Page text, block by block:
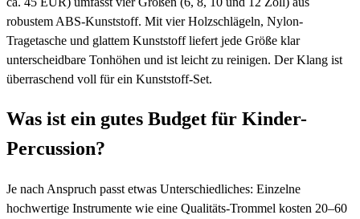
robustem ABS-Kunststoff. Mit vier Holzschlägeln, Nylon-
Tragetasche und glattem Kunststoff liefert jede Größe klar
unterscheidbare Tonhöhen und ist leicht zu reinigen. Der Klang ist
überraschend voll für ein Kunststoff-Set.
Was ist ein gutes Budget für Kinder-
Percussion?
Je nach Anspruch passt etwas Unterschiedliches: Einzelne
hochwertige Instrumente wie eine Qualitäts-Trommel kosten 20–60